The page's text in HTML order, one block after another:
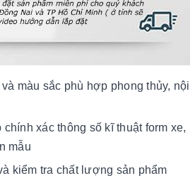
màu sắc phù hợp phong thủy, nội
xác thông số kĩ thuật form xe,
mẫu
kiểm tra chất lượng sản phẩm